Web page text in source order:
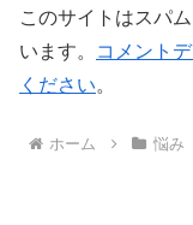
このサイトはスパ
います。
コメント
ください。
ホーム 悩み